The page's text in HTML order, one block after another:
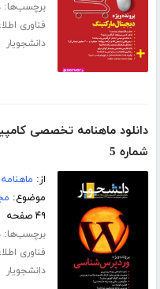
برچسب‌ها:
فناوری
دانشجویار
دانلود ماهنامه تخصصی
شماره 5
از:
موضوع:
۴۹ صفحه
برچسب‌ها:
فناوری
دانشجویار